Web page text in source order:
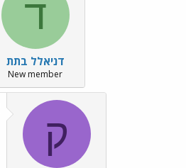
ד
דניאלל בתת
New member
ק